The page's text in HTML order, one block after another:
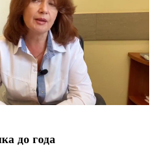
до года